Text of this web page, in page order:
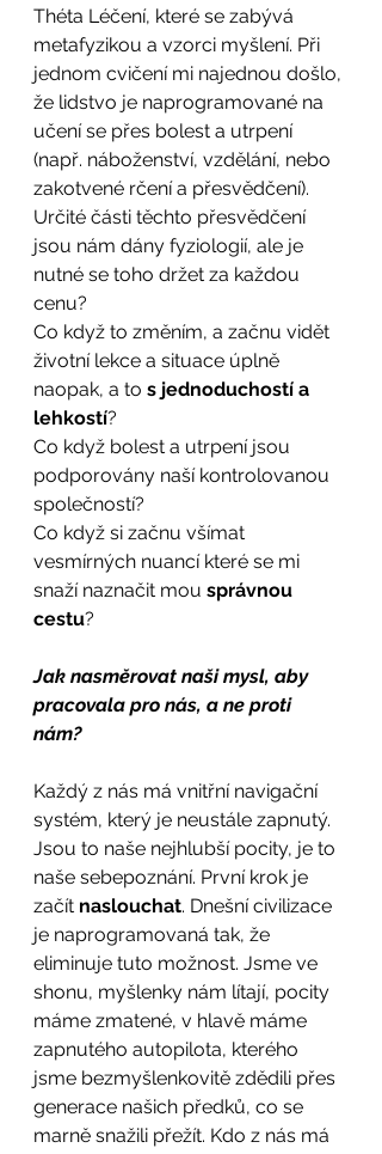
Théta Léčení, které se zabývá
metafyzikou a vzorci myšlení. Při
jednom cvičení mi najednou došlo,
že lidstvo je naprogramované na
učení se přes bolest a utrpení
(např. náboženství, vzdělání, nebo
zakotvené rčení a přesvědčení).
Určité části těchto přesvědčení
jsou nám dány fyziologií, ale je
nutné se toho držet za každou
cenu?
Co když to změním, a začnu vidět
životní lekce a situace úplně
naopak, a to s jednoduchostí a
lehkostí?
Co když bolest a utrpení jsou
podporovány naší kontrolovanou
společností?
Co když si začnu všímat
vesmírných nuancí které se mi
snaží naznačit mou správnou
cestu?
Jak nasměrovat naši mysl, aby
pracovala pro nás, a ne proti
nám?
Každý z nás má vnitřní navigační
systém, který je neustále zapnutý.
Jsou to naše nejhlubší pocity, je to
naše sebepoznání. První krok je
začít naslouchat. Dnešní civilizace
je naprogramovaná tak, že
eliminuje tuto možnost. Jsme ve
shonu, myšlenky nám lítají, pocity
máme zmatené, v hlavě máme
zapnutého autopilota, kterého
jsme bezmyšlenkovitě zdědili přes
generace našich předků, co se
marně snažili přežít. Kdo z nás má